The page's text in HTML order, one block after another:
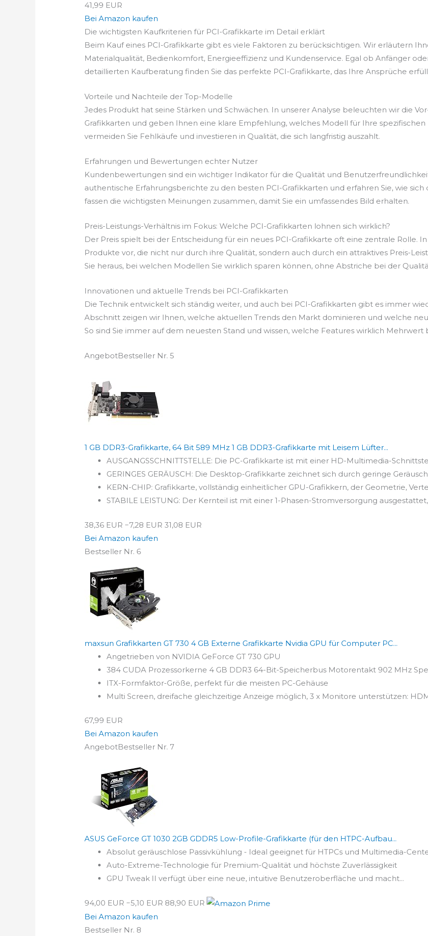
41,99 EUR
Bei Amazon kaufen
Die wichtigsten Kaufkriterien für PCI-Grafikkarte im Detail erklärt
Beim Kauf eines PCI-Grafikkarte gibt es viele Faktoren zu berücksichtigen. Wir erläutern
Materialqualität, Bedienkomfort, Energieeffizienz und Kundenservice. Egal ob Anfänger
detaillierten Kaufberatung finden Sie das perfekte PCI-Grafikkarte, das Ihre Ansprüche
Vorteile und Nachteile der Top-Modelle
Jedes Produkt hat seine Stärken und Schwächen. In unserer Analyse beleuchten wir die
Grafikkarten und geben Ihnen eine klare Empfehlung, welches Modell für Ihre
vermeiden Sie Fehlkäufe und investieren in Qualität, die sich langfristig auszahlt.
Erfahrungen und Bewertungen echter Nutzer
Kundenbewertungen sind ein wichtiger Indikator für die Qualität und
authentische Erfahrungsberichte zu den besten PCI-Grafikkarten und erfahren Sie, wie
fassen die wichtigsten Meinungen zusammen, damit Sie ein umfassendes Bild erhalten.
Preis-Leistungs-Verhältnis im Fokus: Welche PCI-Grafikkarten lohnen sich wirklich?
Der Preis spielt bei der Entscheidung für ein neues PCI-Grafikkarte oft eine zentrale Rolle.
Produkte vor, die nicht nur durch ihre Qualität, sondern auch durch ein attraktives Preis-
Sie heraus, bei welchen Modellen Sie wirklich sparen können, ohne Abstriche bei der
Innovationen und aktuelle Trends bei PCI-Grafikkarten
Die Technik entwickelt sich ständig weiter, und auch bei PCI-Grafikkarten gibt es immer
Abschnitt zeigen wir Ihnen, welche aktuellen Trends den Markt dominieren und welche
So sind Sie immer auf dem neuesten Stand und wissen, welche Features wirklich Mehrwert
AngebotBestseller Nr. 5
1 GB DDR3-Grafikkarte, 64 Bit 589 MHz 1 GB DDR3-Grafikkarte mit Leisem Lüfter...
AUSGANGSSCHNITTSTELLE: Die PC-Grafikkarte ist mit einer HD-Multimedia-
GERINGES GERÄUSCH: Die Desktop-Grafikkarte zeichnet sich durch geringe
KERN-CHIP: Grafikkarte, vollständig einheitlicher GPU-Grafikkern, der Geometrie,
STABILE LEISTUNG: Der Kernteil ist mit einer 1-Phasen-Stromversorgung
38,36 EUR −7,28 EUR 31,08 EUR
Bei Amazon kaufen
Bestseller Nr. 6
maxsun Grafikkarten GT 730 4 GB Externe Grafikkarte Nvidia GPU für Computer PC...
Angetrieben von NVIDIA GeForce GT 730 GPU
384 CUDA Prozessorkerne 4 GB DDR3 64-Bit-Speicherbus Motorentakt 902 MHz
ITX-Formfaktor-Größe, perfekt für die meisten PC-Gehäuse
Multi Screen, dreifache gleichzeitige Anzeige möglich, 3 x Monitore unterstützen:
67,99 EUR
Bei Amazon kaufen
AngebotBestseller Nr. 7
ASUS GeForce GT 1030 2GB GDDR5 Low-Profile-Grafikkarte (für den HTPC-Aufbau...
Absolut geräuschlose Passivkühlung - Ideal geeignet für HTPCs und Multimedia-
Auto-Extreme-Technologie für Premium-Qualität und höchste Zuverlässigkeit
GPU Tweak II verfügt über eine neue, intuitive Benutzeroberfläche und macht...
94,00 EUR −5,10 EUR 88,90 EUR
Bei Amazon kaufen
Bestseller Nr. 8